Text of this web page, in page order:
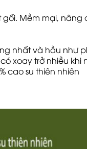
Mềm mại,
nhất và hầu như
xoay trở nhiều
cao su thiên nhiên